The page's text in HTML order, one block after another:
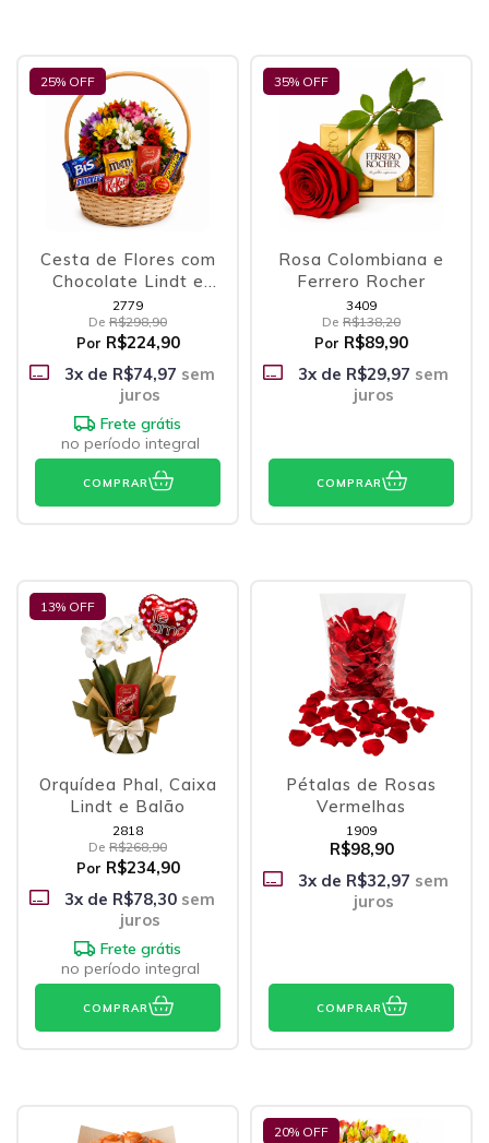
25% OFF
Cesta de Flores com
Chocolate Lindt e
Outras Delícias
2779
De R$298,90
Por R$224,90
3x de R$74,97 sem
juros
Frete grátis
no período integral
COMPRAR
35% OFF
Rosa Colombiana e
Ferrero Rocher
3409
De R$138,20
Por R$89,90
3x de R$29,97 sem
juros
COMPRAR
13% OFF
Orquídea Phal, Caixa
Lindt e Balão
2818
De R$268,90
Por R$234,90
3x de R$78,30 sem
juros
Frete grátis
no período integral
COMPRAR
Pétalas de Rosas
Vermelhas
1909
R$98,90
3x de R$32,97 sem
juros
COMPRAR
20% OFF